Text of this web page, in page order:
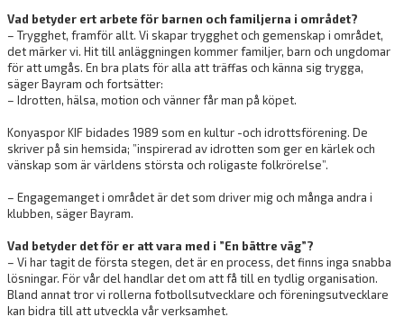
Vad betyder ert arbete för barnen och familjerna i området?
– Trygghet, framför allt. Vi skapar trygghet och gemenskap i området,
det märker vi. Hit till anläggningen kommer familjer, barn och ungdomar
för att umgås. En bra plats för alla att träffas och känna sig trygga,
säger Bayram och fortsätter:
– Idrotten, hälsa, motion och vänner får man på köpet.
Konyaspor KIF bidades 1989 som en kultur -och idrottsförening. De
skriver på sin hemsida; ”inspirerad av idrotten som ger en kärlek och
vänskap som är världens största och roligaste folkrörelse”.
– Engagemanget i området är det som driver mig och många andra i
klubben, säger Bayram.
Vad betyder det för er att vara med i ”En bättre väg”?
– Vi har tagit de första stegen, det är en process, det finns inga snabba
lösningar. För vår del handlar det om att få till en tydlig organisation.
Bland annat tror vi rollerna fotbollsutvecklare och föreningsutvecklare
kan bidra till att utveckla vår verksamhet.